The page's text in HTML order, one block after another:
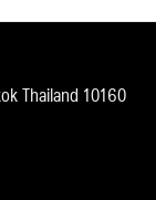
Thailand 10160